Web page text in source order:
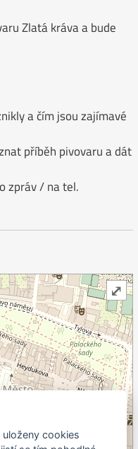
Zlatá kráva a bude
a čím jsou zajímavé
příběh pivovaru a dát
zpráv / na tel.
⤢
uloženy cookies